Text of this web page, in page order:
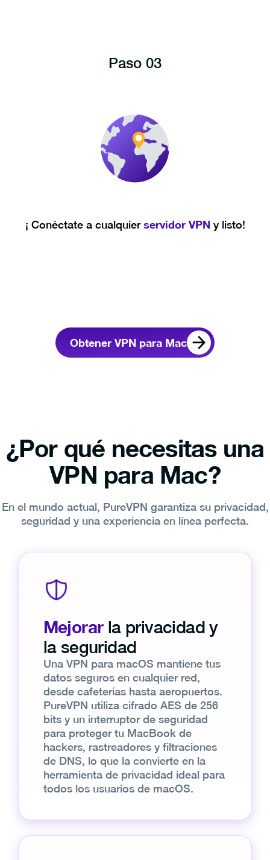
Paso 03
¡ Conéctate a cualquierservidor VPN y listo!
Obtener VPN para Mac
¿Por qué necesitas una
VPN para Mac?
En el mundo actual, PureVPN garantiza su privacidad,
seguridad y una experiencia en línea perfecta.
Mejorarla privacidad y
la seguridad
Una VPN para macOS mantiene tus
datos seguros en cualquier red,
desde cafeterías hasta aeropuertos.
PureVPN utiliza cifrado AES de 256
bits y un interruptor de seguridad
para proteger tu MacBook de
hackers, rastreadores y filtraciones
de DNS, lo que la convierte en la
herramienta de privacidad ideal para
todos los usuarios de macOS.